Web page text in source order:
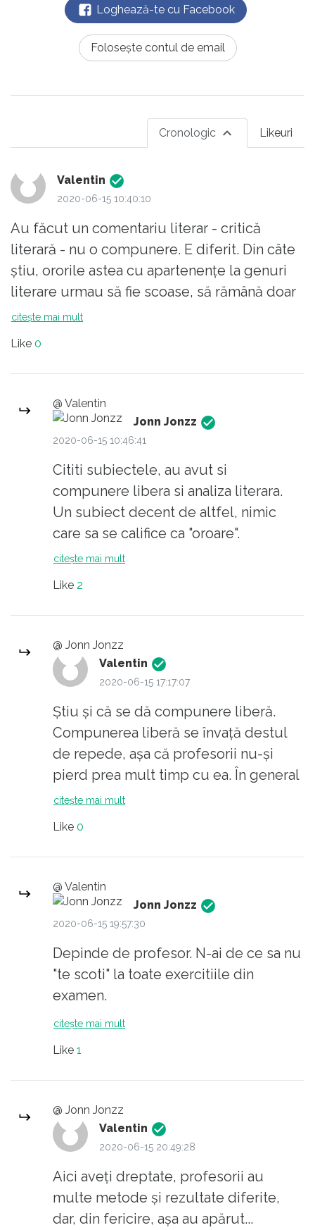
Loghează-te cu Facebook
Folosește contul de email
Likeuri
Cronologic
Valentin
2020-06-15 10:40:10
Au făcut un comentariu literar - critică
literară - nu o compunere. E diferit. Din câte
ştiu, ororile astea cu apartenenţe la genuri
literare urmau să fie scoase, să rămână doar
partea de conversaţie şi creativitate
indigeste de la bac şi gata cu critica literară!
Dacă n-au căpătat reflexul condiţionat de a
arunca orice carte în foc e bine. S-ar zice că
pot începe să înveţe lectura în modul cel
mai autodidact cu putinţă, pentru că în
şcoală nu prea se face.
citește mai mult
Like 0
@ Valentin
Jonn Jonzz
2020-06-15 10:46:41
Cititi subiectele, au avut si
compunere libera si analiza literara.
Un subiect decent de altfel, nimic
care sa se califice ca "oroare".
citește mai mult
Like 2
@ Jonn Jonzz
Valentin
2020-06-15 17:17:07
Ştiu şi că se dă compunere liberă.
Compunerea liberă se învaţă destul
de repede, aşa că profesorii nu-şi
pierd prea mult timp cu ea. În general
te scoţi la compunere.
citește mai mult
Like 0
@ Valentin
Jonn Jonzz
2020-06-15 19:57:30
Depinde de profesor. N-ai de ce sa nu
"te scoti" la toate exercitiile din
examen.
citește mai mult
Like 1
@ Jonn Jonzz
Valentin
2020-06-15 20:49:28
Aici aveţi dreptate, profesorii au
multe metode şi rezultate diferite,
dar, din fericire, aşa au apărut...